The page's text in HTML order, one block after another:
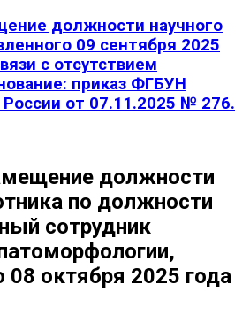
должности научного
09 сентября 2025
с отсутствием
приказ ФГБУН
от 07.11.2025 № 276.
должности
по должности
сотрудник
08 октября 2025 года